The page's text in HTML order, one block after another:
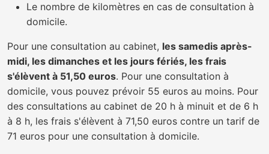
Le nombre de kilomètres en cas de consultation à
domicile.
Pour une consultation au cabinet, les samedis après-
midi, les dimanches et les jours fériés, les frais
s'élèvent à 51,50 euros. Pour une consultation à
domicile, vous pouvez prévoir 55 euros au moins. Pour
des consultations au cabinet de 20 h à minuit et de 6 h
à 8 h, les frais s'élèvent à 71,50 euros contre un tarif de
71 euros pour une consultation à domicile.